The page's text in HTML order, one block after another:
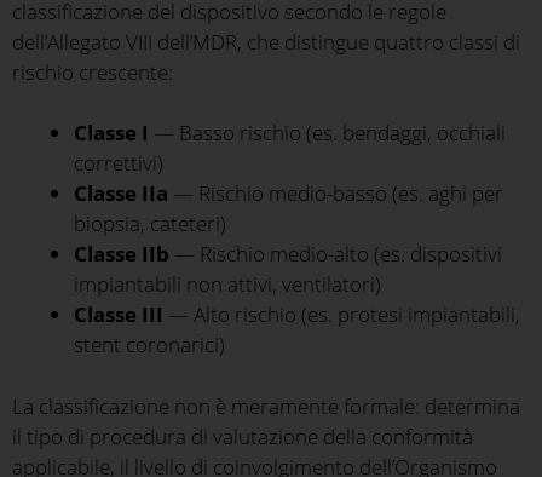
classificazione del dispositivo secondo le regole
dell’Allegato VIII dell’MDR, che distingue quattro classi di
rischio crescente:
Classe I — Basso rischio (es. bendaggi, occhiali
correttivi)
Classe IIa — Rischio medio-basso (es. aghi per
biopsia, cateteri)
Classe IIb — Rischio medio-alto (es. dispositivi
impiantabili non attivi, ventilatori)
Classe III — Alto rischio (es. protesi impiantabili,
stent coronarici)
La classificazione non è meramente formale: determina
il tipo di procedura di valutazione della conformità
applicabile, il livello di coinvolgimento dell’Organismo